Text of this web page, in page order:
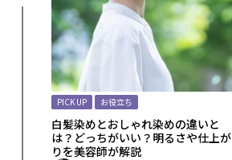
PICK UP お役立ち
白髪染めとおしゃれ染めの違いと
は？どっちがいい？明るさや仕上が
りを美容師が解説